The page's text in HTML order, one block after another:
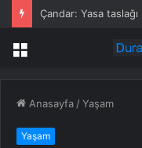
Porsche 2035’e
Menü
Anasayfa /Yaşam
Yaşam